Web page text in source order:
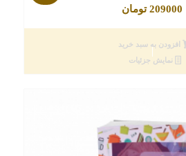
قیمت
261000 تومان
بود.
209000 تومانقیمت
افزودن به سبد خرید
نمایش جزئیات